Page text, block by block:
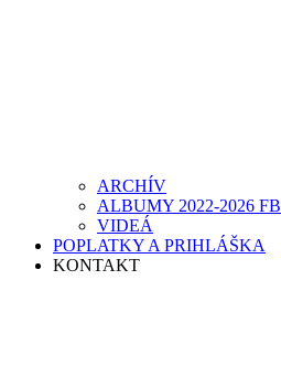
ARCHÍV
ALBUMY 2022-2026 FB
VIDEÁ
POPLATKY A PRIHLÁŠKA
KONTAKT